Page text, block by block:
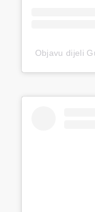
Objavu dijeli